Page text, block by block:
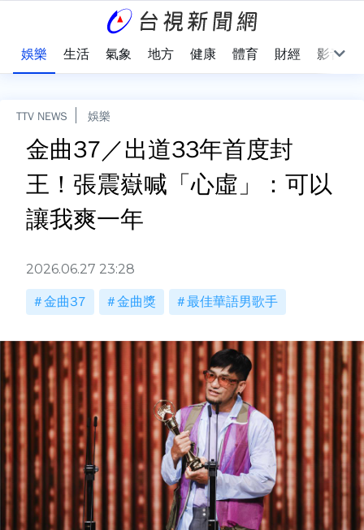
娛樂 生活 氣象 地方 健康 體育 財經 影音
TTV NEWS 娛樂
金曲37／出道33年首度封
王！張震嶽喊「心虛」：可以
讓我爽一年
2026.06.27 23:28
金曲37 金曲獎 最佳華語男歌手